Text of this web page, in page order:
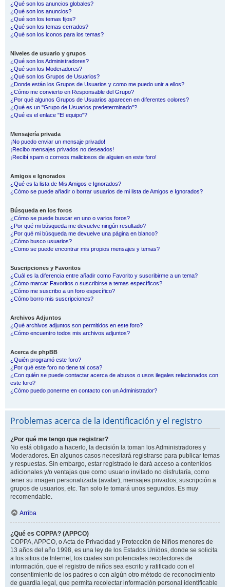
¿Qué son los anuncios globales?
¿Qué son los anuncios?
¿Qué son los temas fijos?
¿Qué son los temas cerrados?
¿Qué son los iconos para los temas?
Niveles de usuario y grupos
¿Qué son los Administradores?
¿Qué son los Moderadores?
¿Qué son los Grupos de Usuarios?
¿Donde están los Grupos de Usuarios y como me puedo unir a ellos?
¿Cómo me convierto en Responsable del Grupo?
¿Por qué algunos Grupos de Usuarios aparecen en diferentes colores?
¿Qué es un "Grupo de Usuarios predeterminado"?
¿Qué es el enlace "El equipo"?
Mensajería privada
¡No puedo enviar un mensaje privado!
¡Recibo mensajes privados no deseados!
¡Recibí spam o correos maliciosos de alguien en este foro!
Amigos e Ignorados
¿Qué es la lista de Mis Amigos e Ignorados?
¿Cómo se puede añadir o borrar usuarios de mi lista de Amigos e Ignorados?
Búsqueda en los foros
¿Cómo se puede buscar en uno o varios foros?
¿Por qué mi búsqueda me devuelve ningún resultado?
¿Por qué mi búsqueda me devuelve una página en blanco?
¿Cómo busco usuarios?
¿Como se puede encontrar mis propios mensajes y temas?
Suscripciones y Favoritos
¿Cuál es la diferencia entre añadir como Favorito y suscribirme a un tema?
¿Cómo marcar Favoritos o suscribirse a temas específicos?
¿Cómo me suscribo a un foro específico?
¿Cómo borro mis suscripciones?
Archivos Adjuntos
¿Qué archivos adjuntos son permitidos en este foro?
¿Cómo encuentro todos mis archivos adjuntos?
Acerca de phpBB
¿Quién programó este foro?
¿Por qué este foro no tiene tal cosa?
¿Con quién se puede contactar acerca de abusos o usos ilegales relacionados con
este foro?
¿Cómo puedo ponerme en contacto con un Administrador?
Problemas acerca de la identificación y el registro
¿Por qué me tengo que registrar?
No está obligado a hacerlo, la decisión la toman los Administradores y
Moderadores. En algunos casos necesitará registrarse para publicar temas
y respuestas. Sin embargo, estar registrado le dará acceso a contenidos
adicionales y/o ventajas que como usuario invitado no disfrutaría, como
tener su imagen personalizada (avatar), mensajes privados, suscripción a
grupos de usuarios, etc. Tan solo le tomará unos segundos. Es muy
recomendable.
Arriba
¿Qué es COPPA? (APPCO)
COPPA, APPCO, o Acta de Privacidad y Protección de Niños menores de
13 años del año 1998, es una ley de los Estados Unidos, donde se solicita
a los sitios de Internet, los cuales son potenciales recolectores de
información, que el registro de niños sea escrito y ratificado con el
consentimiento de los padres o con algún otro método de reconocimiento
de guardia legal, que permita recolectar información personal identificable